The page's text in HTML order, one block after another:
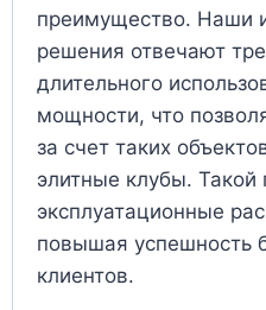
преимущество. Наши
решения отвечают
длительного
мощности, что
за счет таких
элитные клубы.
эксплуатационные
повышая успешность
клиентов.